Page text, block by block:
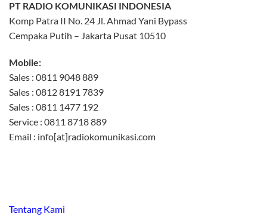
PT RADIO KOMUNIKASI INDONESIA
Komp Patra II No. 24 Jl. Ahmad Yani Bypass
Cempaka Putih – Jakarta Pusat 10510
Mobile:
Sales : 0811 9048 889
Sales : 0812 8191 7839
Sales : 0811 1477 192
Service : 0811 8718 889
Email : info[at]radiokomunikasi.com
Tentang Kami